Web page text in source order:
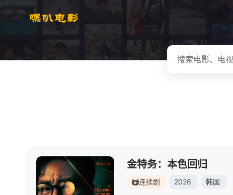
金特务：本色回归
连续剧 2026 韩国